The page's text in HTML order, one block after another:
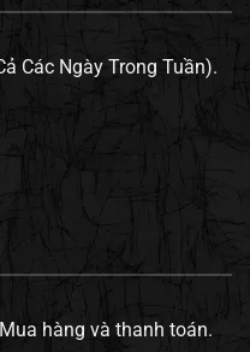
Các Ngày Trong Tuần).
Mua hàng và thanh toán.